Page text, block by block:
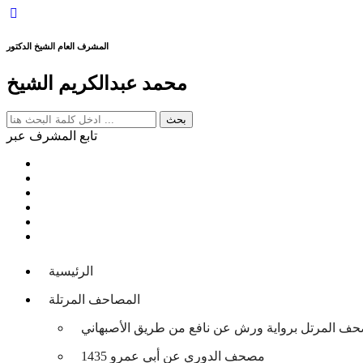
المشرف العام الشيخ الدكتور
محمد عبدالكريم الشيخ
تابع المشرف عبر
الرئيسية
المصاحف المرتلة
المرتل برواية ورش عن نافع من طريق الأصبهاني
مصحف الدوري عن أبي عمرو 1435